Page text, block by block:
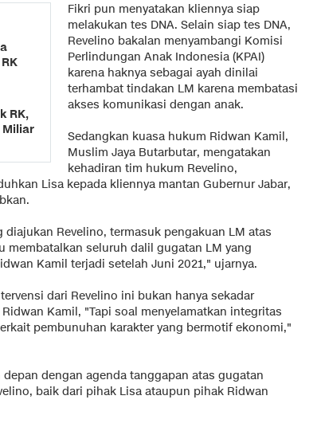
RK,
Miliar
Fikri pun menyatakan kliennya siap
melakukan tes DNA. Selain siap tes DNA,
Revelino bakalan menyambangi Komisi
Perlindungan Anak Indonesia (KPAI)
karena haknya sebagai ayah dinilai
terhambat tindakan LM karena membatasi
akses komunikasi dengan anak.
Sedangkan kuasa hukum Ridwan Kamil,
Muslim Jaya Butarbutar, mengatakan
kehadiran tim hukum Revelino,
Lisa kepada kliennya mantan Gubernur Jabar,
Revelino, termasuk pengakuan LM atas
membatalkan seluruh dalil gugatan LM yang
Kamil terjadi setelah Juni 2021," ujarnya.
dari Revelino ini bukan hanya sekadar
Kamil, "Tapi soal menyelamatkan integritas
pembunuhan karakter yang bermotif ekonomi,"
dengan agenda tanggapan atas gugatan
baik dari pihak Lisa ataupun pihak Ridwan